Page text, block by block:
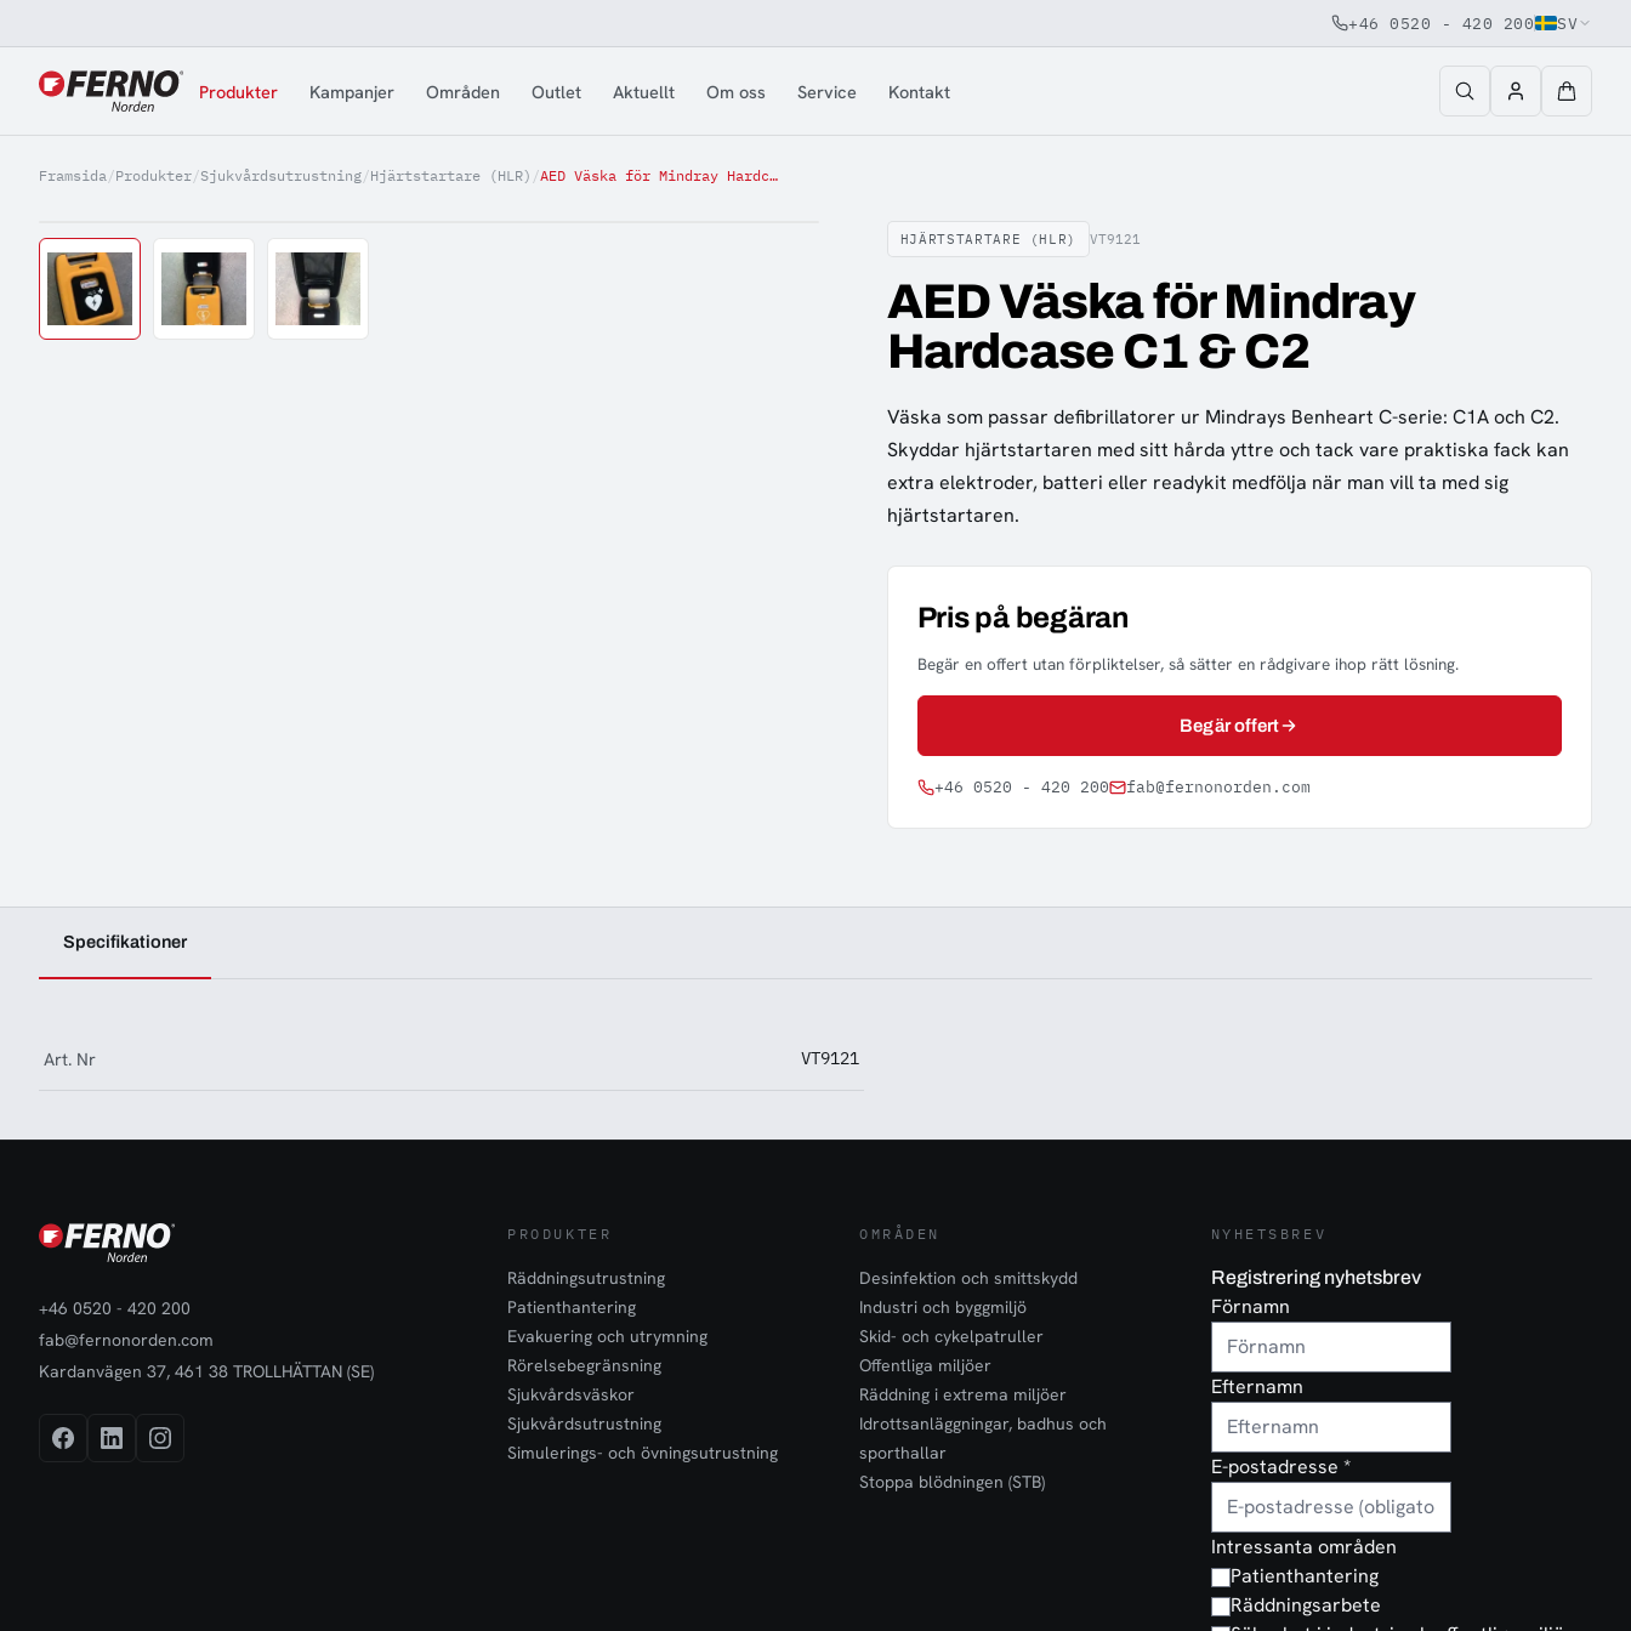
Jump to content
+46 0520 - 420 200 SV
Produkter Kampanjer Områden Outlet Aktuellt Om oss Service Kontakt
Framsida/Produkter/Sjukvårdsutrustning/Hjärtstartare (HLR) / AED Väska för Mindray Hardcase C1 & C2
HJÄRTSTARTARE (HLR) VT9121
AED Väska för Mindray
Hardcase C1 & C2
Väska som passar defibrillatorer ur Mindrays Benheart C-serie: C1A och C2.
Skyddar hjärtstartaren med sitt hårda yttre och tack vare praktiska fack kan
extra elektroder, batteri eller readykit medfölja när man vill ta med sig
hjärtstartaren.
Pris på begäran
Begär en offert utan förpliktelser, så sätter en rådgivare ihop rätt lösning.
Begär offert
+46 0520 - 420 200 fab@fernonorden.com
Specifikationer
Art. Nr VT9121
+46 0520 - 420 200
fab@fernonorden.com
Kardanvägen 37, 461 38 TROLLHÄTTAN (SE)
PRODUKTER
Räddningsutrustning
Patienthantering
Evakuering och utrymning
Rörelsebegränsning
Sjukvårdsväskor
Sjukvårdsutrustning
Simulerings- och övningsutrustning
OMRÅDEN
Desinfektion och smittskydd
Industri och byggmiljö
Skid- och cykelpatruller
Offentliga miljöer
Räddning i extrema miljöer
Idrottsanläggningar, badhus och
sporthallar
Stoppa blödningen (STB)
NYHETSBREV
Registrering nyhetsbrev
Förnamn
Efternamn
E-postadresse *
Intressanta områden
Patienthantering
Räddningsarbete